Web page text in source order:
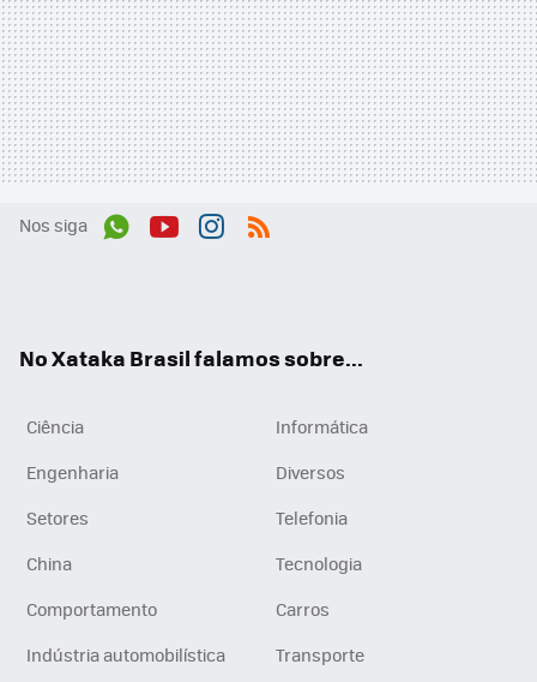
Nos siga
No Xataka Brasil falamos sobre...
Ciência
Informática
Engenharia
Diversos
Setores
Telefonia
China
Tecnologia
Comportamento
Carros
Indústria automobilística
Transporte